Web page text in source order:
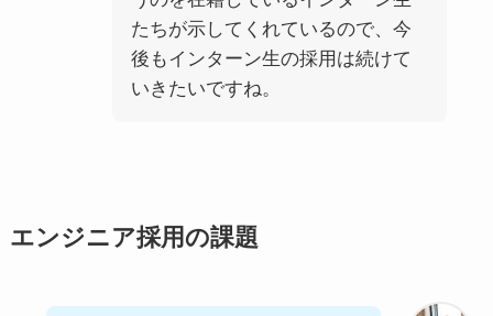
たちが示してくれているので、今
後もインターン生の採用は続けて
いきたいですね。
エンジニア採用の課題